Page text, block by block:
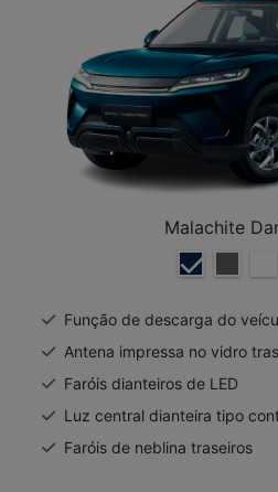
Malachite
Função de descarga do
Antena impressa no vidro
Faróis dianteiros de LED
Luz central dianteira tipo
Faróis de neblina traseiros